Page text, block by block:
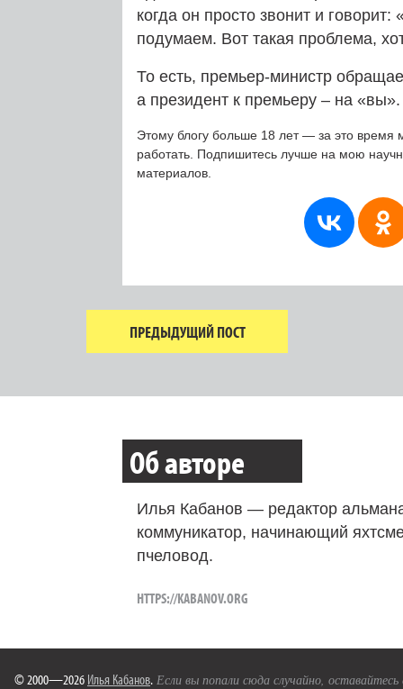
когда он просто звонит и
подумаем. Вот такая проблема,
То есть, премьер-министр
а президент к премьеру – на «вы».
Этому блогу больше 18 лет — за это время
работать. Подпишитесь лучше на мою
материалов.
ПРЕДЫДУЩИЙ ПОСТ
Об авторе
Илья Кабанов — редактор
коммуникатор, начинающий
пчеловод.
HTTPS://KABANOV.ORG
© 2000—2026 Илья Кабанов. Если вы попали сюда случайно,